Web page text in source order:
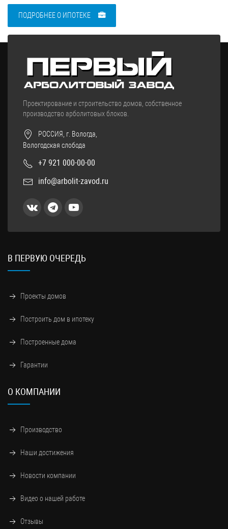
ПОДРОБНЕЕ О ИПОТЕКЕ
Проектирование и строительство домов, собственное
производство арболитовых блоков.
РОССИЯ, г. Вологда,
Вологодская слобода
+7 921 000-00-00
info@arbolit-zavod.ru
В ПЕРВУЮ ОЧЕРЕДЬ
Проекты домов
Построить дом в ипотеку
Построенные дома
Гарантии
О КОМПАНИИ
Прoизводство
Наши достижения
Новости компании
Видео о нашей работе
Отзывы